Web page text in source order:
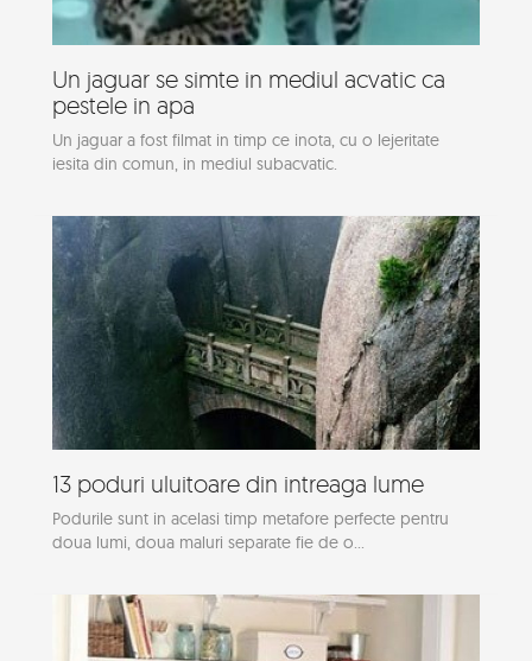
Un jaguar se simte in mediul acvatic ca
pestele in apa
Un jaguar a fost filmat in timp ce inota, cu o lejeritate
iesita din comun, in mediul subacvatic.
13 poduri uluitoare din intreaga lume
Podurile sunt in acelasi timp metafore perfecte pentru
doua lumi, doua maluri separate fie de o...